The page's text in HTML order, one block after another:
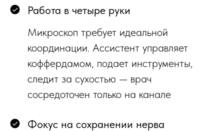
Работа в четыре руки
Микроскоп требует идеальной
координации. Ассистент управляет
коффердамом, подает инструменты,
следит за сухостью — врач
сосредоточен только на канале
Фокус на сохранении нерва